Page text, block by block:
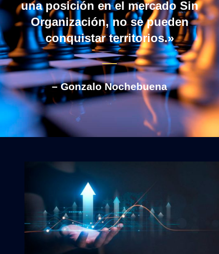
una posición en el mercado Sin
Organización, no se pueden
conquistar territorios.»
– Gonzalo Nochebuena